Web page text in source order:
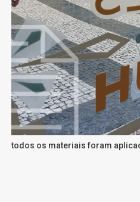
todos os materiais foram